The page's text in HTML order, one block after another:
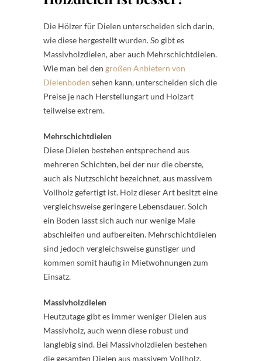
Die Hölzer für Dielen unterscheiden sich darin,
wie diese hergestellt wurden. So gibt es
Massivholzdielen, aber auch Mehrschichtdielen.
Wie man bei den großen Anbietern von
Dielenboden sehen kann, unterscheiden sich die
Preise je nach Herstellungart und Holzart
teilweise extrem.
Mehrschichtdielen
Diese Dielen bestehen entsprechend aus
mehreren Schichten, bei der nur die oberste,
auch als Nutzschicht bezeichnet, aus massivem
Vollholz gefertigt ist. Holz dieser Art besitzt eine
vergleichsweise geringere Lebensdauer. Solch
ein Boden lässt sich auch nur wenige Male
abschleifen und aufbereiten. Mehrschichtdielen
sind jedoch vergleichsweise günstiger und
kommen somit häufig in Mietwohnungen zum
Einsatz.
Massivholzdielen
Heutzutage gibt es immer weniger Dielen aus
Massivholz, auch wenn diese robust und
langlebig sind. Bei Massivholzdielen bestehen
die gesamten Dielen aus massivem Vollholz.